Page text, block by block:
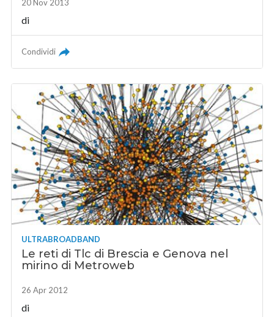
20 Nov 2013
di
Condividi
ULTRABROADBAND
Le reti di Tlc di Brescia e Genova nel
mirino di Metroweb
26 Apr 2012
di